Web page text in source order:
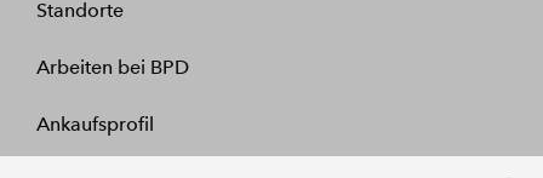
Standorte
Arbeiten bei BPD
Ankaufsprofil